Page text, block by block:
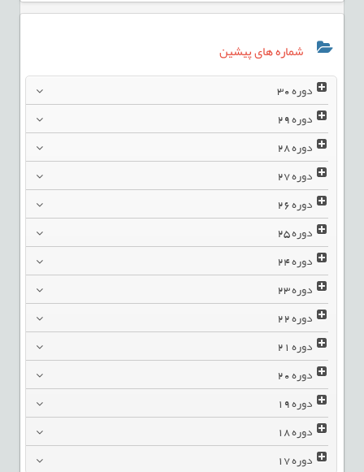
شماره های پیشین
دوره30
دوره29
دوره28
دوره27
دوره26
دوره25
دوره24
دوره23
دوره22
دوره21
دوره20
دوره19
دوره18
دوره17